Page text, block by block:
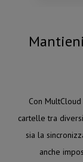
Con
cartelle tra
sia la
anche